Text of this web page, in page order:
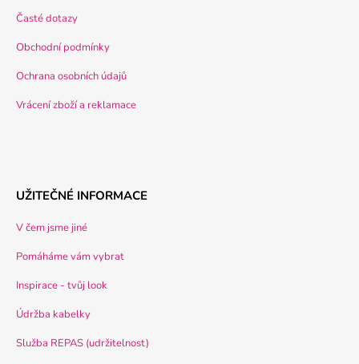
Časté dotazy
Obchodní podmínky
Ochrana osobních údajů
Vrácení zboží a reklamace
UŽITEČNÉ INFORMACE
V čem jsme jiné
Pomáháme vám vybrat
Inspirace - tvůj look
Údržba kabelky
Služba REPAS (udržitelnost)